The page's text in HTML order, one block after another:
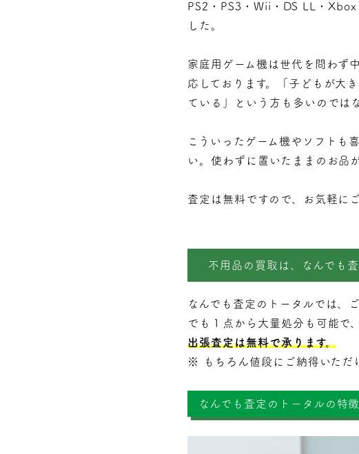
PS2・PS3・Wii・DS LL・Xbox
した。
家庭用ゲーム機は世代を問わず
応しております。「子どもが大
ている」という方も多いのでは
こういったゲーム機やソフトも
い。使わずに置いたままのお品
査定は無料ですので、お気軽に
不用品の買取は、なんでも
なんでも査定のトータルでは、
でも１点から大量処分も可能で
出張査定は無料で承ります。
※ もちろん値段にご納得いただ
なんでも査定のトータルの特徴